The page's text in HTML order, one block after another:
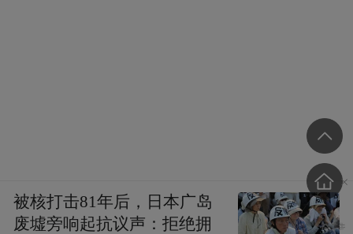
被核打击81年后，日本广岛
废墟旁响起抗议声：拒绝拥